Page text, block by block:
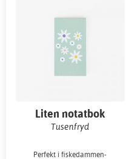
Liten notatbok
Tusenfryd
Perfekt i fiskedammen-